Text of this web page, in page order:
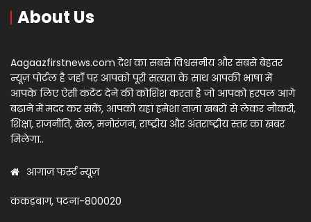
About Us
Aagaazfirstnews.com देश का सबसे विश्वसनीय और सबसे बेहतर
न्यूज़ पोर्टल है जहाँ पर आपको पूरी सत्यता के साथ आपकी भाषा में
आपके लिए ऐसी कंटेंट देने की कोशिश करता है जो आपको हरपल आगे
बढ़ाने में मदद कर सकें, आपको यहां हमेशा ताज़ा खबरों से लेकर नौकरी,
शिक्षा, राजनीति, खेल, मनोरंजन, राष्ट्रीय और अंतराष्ट्रीय स्तर का खबर
मिलेगा..
आगाज़ फर्स्ट न्यूज़
कंकड़बाग, पटना-800020